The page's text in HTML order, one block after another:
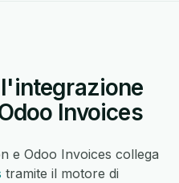
Invoices
e Odoo Invoices collega
tramite il motore di